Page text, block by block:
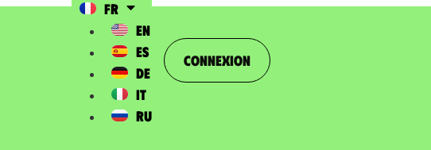
FR
EN
ES
DE
IT
RU
Connexion